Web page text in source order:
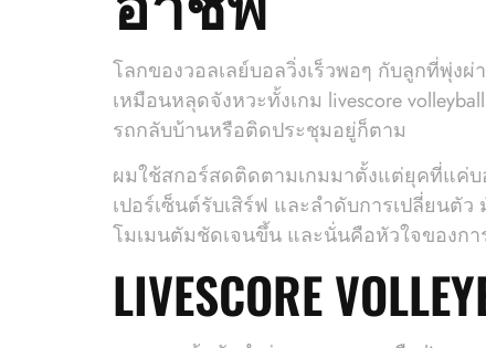
โลกของวอลเลย์บอลวิ่งเร็วพอๆ กับลูกที่พุ่
เหมือนหลุดจังหวะทั้งเกม livescore
รถกลับบ้านหรือติดประชุมอยู่ก็ตาม
ผมใช้สกอร์สดติดตามเกมมาตั้งแต่ยุคที่แค่บ
เปอร์เซ็นต์รับเสิร์ฟ และลำดับการเปลี่ยนตั
โมเมนตัมชัดเจนขึ้น และนั่นคือหัวใจของก
LIVESCORE